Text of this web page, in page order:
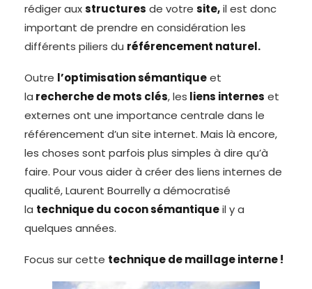
rédiger auxstructures de votre site,il est donc
important de prendre en considération les
différents piliers du référencement naturel.
Outre l’optimisation sémantiqueet
la recherche de mots clés, les liens internes et
externes ont une importance centrale dans le
référencement d’un site internet. Mais là encore,
les choses sont parfois plus simples à dire qu’à
faire. Pour vous aider à créer des liens internes de
qualité, Laurent Bourrelly a démocratisé
la technique du cocon sémantiqueil y a
quelques années.
Focus sur cette technique de maillage interne !